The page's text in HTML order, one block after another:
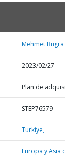
Mehmet Bugra
2023/02/27
Plan de
STEP76579
Turkiye,
Europa y Asia